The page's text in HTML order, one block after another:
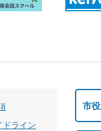
ドライン
市